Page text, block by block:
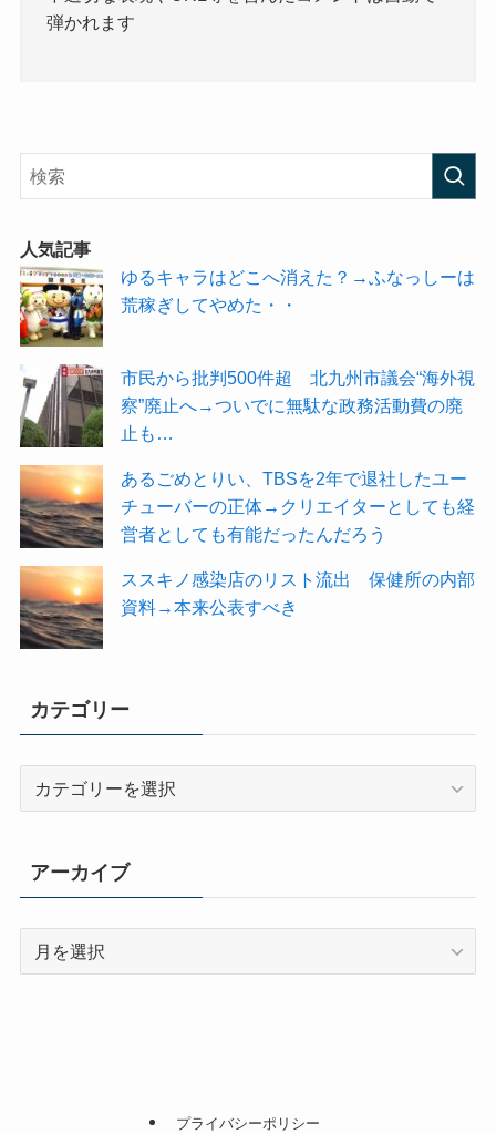
弾かれます
人気記事
ゆるキャラはどこへ消えた？→ふなっしーは
荒稼ぎしてやめた・・
市民から批判500件超 北九州市議会“海外視
察”廃止へ→ついでに無駄な政務活動費の廃
止も…
あるごめとりい、TBSを2年で退社したユー
チューバーの正体→クリエイターとしても経
営者としても有能だったんだろう
ススキノ感染店のリスト流出 保健所の内部
資料→本来公表すべき
カテゴリー
リ
ー
アーカイブ
プライバシーポリシー